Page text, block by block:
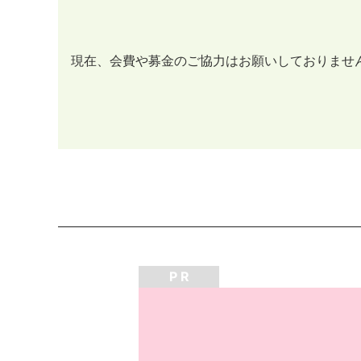
現在、会費や募金のご協力はお願いしておりませ
P R